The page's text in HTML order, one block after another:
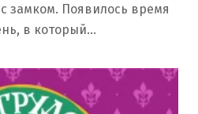
замком. Появилось время
в который…